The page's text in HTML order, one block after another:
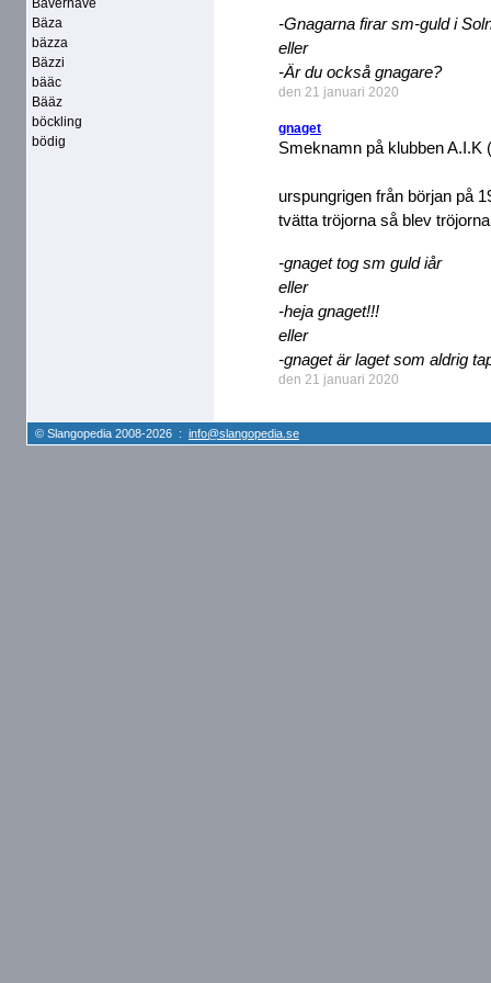
Bävernäve
Bäza
bäzza
Bäzzi
bääc
Bääz
böckling
bödig
-Gnagarna firar sm-guld i
eller
-Är du också gnagare?
den 21 januari 2020
gnaget
Smeknamn på klubben A.I.K
urspungrigen från början på
tvätta tröjorna så blev
-gnaget tog sm guld iår
eller
-heja gnaget!!!
eller
-gnaget är laget som aldrig
den 21 januari 2020
© Slangopedia 2008-2026 : info@slangopedia.se